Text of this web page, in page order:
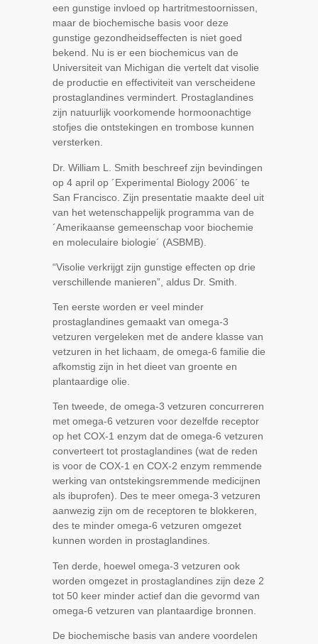
een gunstige invloed op hartritmestoornissen,
maar de biochemische basis voor deze
gunstige gezondheidseffecten is niet goed
bekend. Nu is er een biochemicus van de
Universiteit van Michigan die vertelt dat visolie
de productie en effectiviteit van verscheidene
prostaglandines vermindert. Prostaglandines
zijn natuurlijk voorkomende hormoonachtige
stofjes die ontstekingen en trombose kunnen
versterken.
Dr. William L. Smith beschreef zijn bevindingen
op 4 april op ´Experimental Biology 2006´ te
San Francisco. Zijn presentatie maakte deel uit
van het wetenschappelijk programma van de
´Amerikaanse gemeenschap voor biochemie
en moleculaire biologie´ (ASBMB).
“Visolie verkrijgt zijn gunstige effecten op drie
verschillende manieren”, aldus Dr. Smith.
Ten eerste worden er veel minder
prostaglandines gemaakt van omega-3
vetzuren vergeleken met de andere klasse van
vetzuren in het lichaam, de omega-6 familie die
afkomstig zijn in het dieet van groente en
plantaardige olie.
Ten tweede, de omega-3 vetzuren concurreren
met omega-6 vetzuren voor dezelfde receptor
op het COX-1 enzym dat de omega-6 vetzuren
converteert tot prostaglandines (wat de reden
is voor de COX-1 en COX-2 enzym remmende
werking van ontstekingsremmende medicijnen
als ibuprofen). Des te meer omega-3 vetzuren
aanwezig zijn om de receptoren te blokkeren,
des te minder omega-6 vetzuren omgezet
kunnen worden in prostaglandines.
Ten derde, hoewel omega-3 vetzuren ook
worden omgezet in prostaglandines zijn deze 2
tot 50 keer minder actief dan die gevormd van
omega-6 vetzuren van plantaardige bronnen.
De biochemische basis van andere voordelen